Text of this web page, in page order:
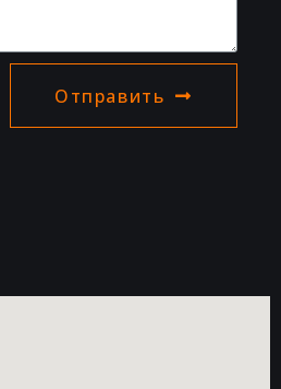
Отправить